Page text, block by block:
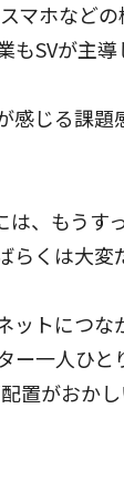
マホなど
SVが主導
じる課
、もう
くは大変
ットにつ
一人ひと
置がおか